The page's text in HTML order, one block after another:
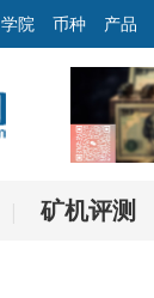
学院 币种 产品
矿机评测